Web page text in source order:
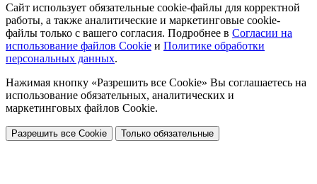
Сайт использует обязательные cookie-файлы для корректной
работы, а также аналитические и маркетинговые cookie-
файлы только с вашего согласия. Подробнее в Согласии на
использование файлов Cookie и Политике обработки
персональных данных.
Нажимая кнопку «Разрешить все Cookie» Вы соглашаетесь на
использование обязательных, аналитических и
маркетинговых файлов Cookie.
Разрешить все Cookie Только обязательные